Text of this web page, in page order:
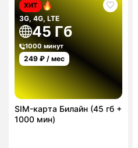
ХИТ
3G, 4G, LTE
45 Гб
1000 минут
249 ₽ / мес
SIM-карта Билайн (45 гб +
1000 мин)